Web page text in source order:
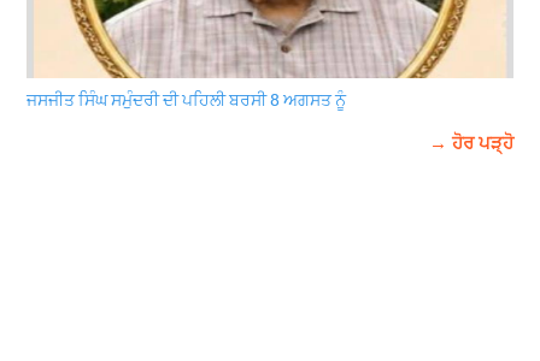
ਜਸਜੀਤ ਸਿੰਘ ਸਮੁੰਦਰੀ ਦੀ ਪਹਿਲੀ ਬਰਸੀ 8 ਅਗਸਤ ਨੂੰ
→ ਹੋਰ ਪੜ੍ਹੋ